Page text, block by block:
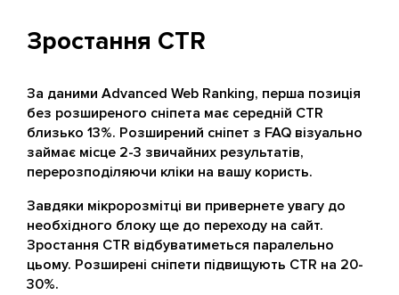
Зростання CTR
За даними Advanced Web Ranking, перша позиція
без розширеного сніпета має середній CTR
близько 13%. Розширений сніпет з FAQ візуально
займає місце 2-3 звичайних результатів,
перерозподіляючи кліки на вашу користь.
Завдяки мікророзмітці ви привернете увагу до
необхідного блоку ще до переходу на сайт.
Зростання CTR відбуватиметься паралельно
цьому. Розширені сніпети підвищують CTR на 20-
30%.